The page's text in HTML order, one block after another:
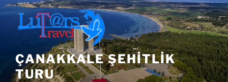
İçeriğe
geç
ÇANAKKALE ŞEHITLIK
TURU